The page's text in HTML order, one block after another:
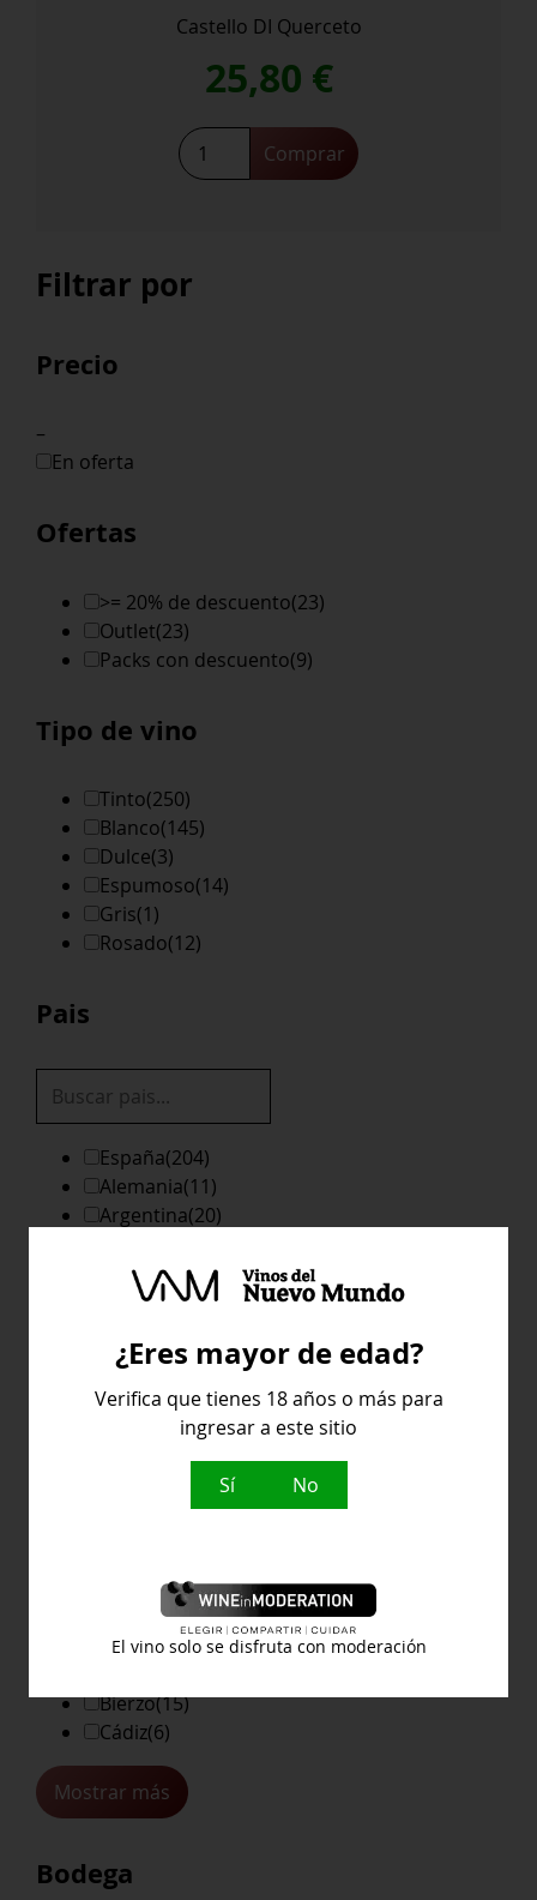
Castello DI Querceto
25,80 €
Chianti
Clasico
cantidad
Comprar
Filtrar por
Precio
–
En oferta
Ofertas
>= 20% de descuento(23)
Outlet(23)
Packs con descuento(9)
Tipo de vino
Tinto(250)
Blanco(145)
Dulce(3)
Espumoso(14)
Gris(1)
Rosado(12)
Pais
España(204)
Alemania(11)
Argentina(20)
California (4)
Chile(38)
Mostrar más
Denominación de Origen
Alicante(4)
Alsacia(16)
Azores(2)
Bierzo(15)
Cádiz(6)
Mostrar más
Bodega
¿Eres mayor de edad?
Verifica que tienes 18 años o más para
ingresar a este sitio
Sí No
El vino solo se disfruta con moderación